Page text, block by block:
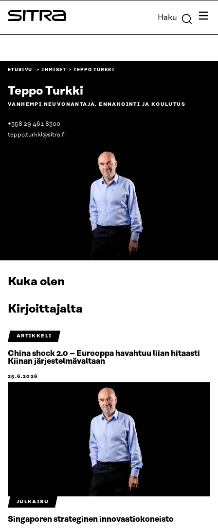
Siirry
suoraan
Sitra Haku
ETUSIVU IHMISET TEPPO TURKKI
Teppo Turkki
VANHEMPI NEUVONANTAJA, ENNAKOINTI JA KOULUTUS
+358 29 461 8300
teppo.turkki@sitra.fi
Kuka olen
Kirjoittajalta
ARTIKKELI
China shock 2.0 – Eurooppa havahtuu liian hitaasti
Kiinan järjestelmävaltaan
25.6.2026
JULKAISU
Singaporen strateginen innovaatiokoneisto